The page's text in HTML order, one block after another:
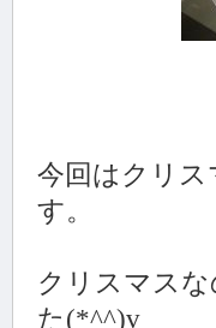
今回はクリ
す。
クリスマス
た(*^^)v